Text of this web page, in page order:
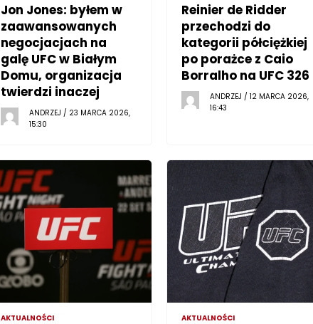
Jon Jones: byłem w
zaawansowanych
negocjacjach na
galę UFC w Białym
Domu, organizacja
twierdzi inaczej
ANDRZEJ / 23 MARCA 2026,
15:30
Reinier de Ridder
przechodzi do
kategorii półciężkiej
po porażce z Caio
Borralho na UFC 326
ANDRZEJ / 12 MARCA 2026,
16:43
AKTUALNOŚCI AKTUALNOŚCI